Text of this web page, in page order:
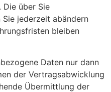
Die über Sie
jederzeit abändern
bleiben
Daten nur dann
der Vertragsabwicklung
Übermittlung der